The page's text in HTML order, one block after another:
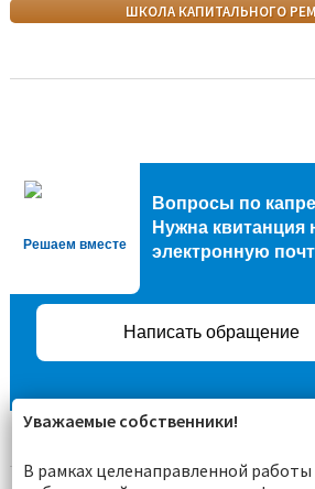
ШКОЛА КАПИТАЛЬНОГО
Решаем вместе
Вопросы по
Нужна квитанция
электронную
Написать обращение
Уважаемые собственники!
В рамках целенаправленной